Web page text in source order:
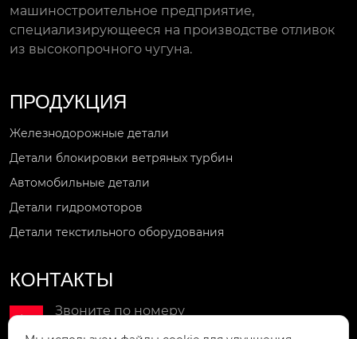
машиностроительное предприятие,
специализирующееся на производстве отливок
из высокопрочного чугуна.
ПРОДУКЦИЯ
Железнодорожные детали
Детали блокировки ветряных турбин
Автомобильные детали
Детали гидромоторов
Детали текстильного оборудования
КОНТАКТЫ

Звоните по номеру